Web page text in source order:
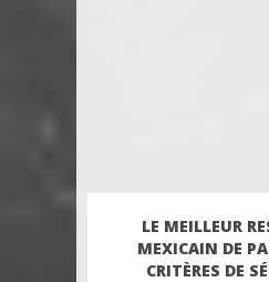
LE MEILLEUR
MEXICAIN DE
CRITÈRES DE